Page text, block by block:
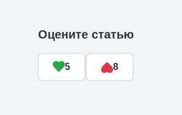
Оцените статью
5 8